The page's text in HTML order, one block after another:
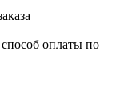
оплаты по